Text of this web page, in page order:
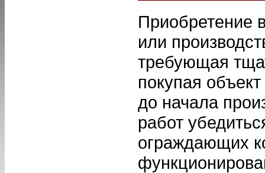
Приобретение
или
требующая
покупая
до начала
работ
ограждающих